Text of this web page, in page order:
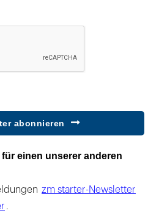
abonnieren
einen unserer anderen
zm starter-Newsletter
.